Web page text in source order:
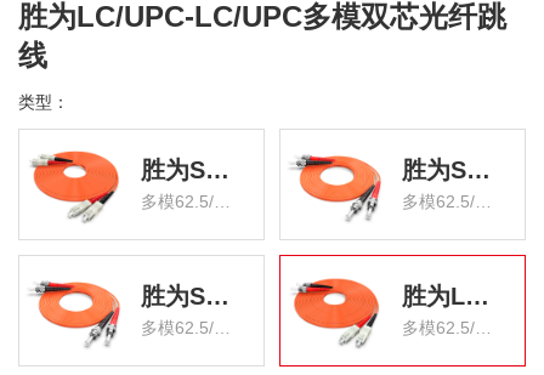
胜为LC/UPC-LC/UPC多模双芯光纤跳
线
类型：
胜为SC/UPC-SC/UPC多模双芯光纤跳线 胜为ST/UPC-ST/UPC多模双芯光纤跳线
胜为ST/UPC-SC/UPC多模双芯光纤跳线 胜为LC/UPC-LC/UPC多模双芯光纤跳线